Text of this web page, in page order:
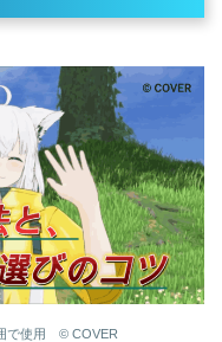
囲で使用 © COVER